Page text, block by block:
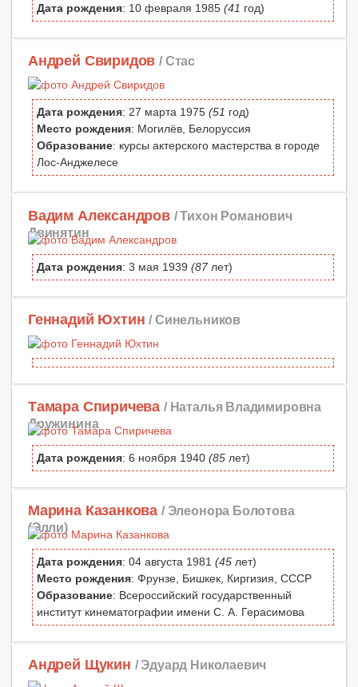
Дата рождения: 10 февраля 1985 (41 год)
Андрей Свиридов / Стас
Дата рождения: 27 марта 1975 (51 год)
Место рождения: Могилёв, Белоруссия
Образование: курсы актерского мастерства в городе
Лос-Анджелесе
Вадим Александров / Тихон Романович
Двинятин
Дата рождения: 3 мая 1939 (87лет)
Геннадий Юхтин / Синельников
Тамара Спиричева / Наталья Владимировна
Дружинина
Дата рождения: 6 ноября 1940 (85 лет)
Марина Казанкова / Элеонора Болотова
(Элли)
Дата рождения: 04 августа 1981 (45 лет)
Место рождения: Фрунзе, Бишкек, Киргизия, СССР
Образование: Всероссийский государственный
институт кинематографии имени С. А. Герасимова
Андрей Щукин / Эдуард Николаевич